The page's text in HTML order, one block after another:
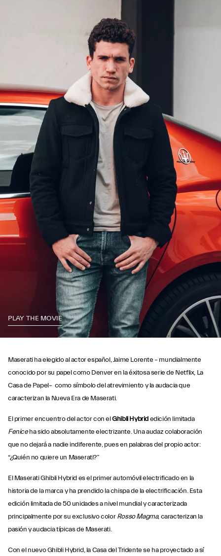
PLAY THE MOVIE
Maserati ha elegido al actor español, Jaime Lorente – mundialmente
conocido por su papel como Denver en la éxitosa serie de Netflix, La
Casa de Papel– como símbolo del atrevimiento y la audacia que
caracterizan la Nueva Era de Maserati.
El primer encuentro del actor con elGhibli Hybridedición limitada
Feniceha sido absolutamente electrizante. Una audaz colaboración
que no dejará a nadie indiferente, pues en palabras del propio actor:
“¿Quién no quiere un Maserati?”
El Maserati Ghibli Hybrid es el primer automóvil electrificado en la
historia de la marca y ha prendido la chispa de la electrificación. Esta
edición limitada de 50 unidades a nivel mundial y caracterizada
principalmente por su exclusivo colorRosso Magma, caracterizan la
pasión y audacia típicas de Maserati.
Con el nuevo Ghibli Hybrid, la Casa del Tridente se ha proyectado a sí